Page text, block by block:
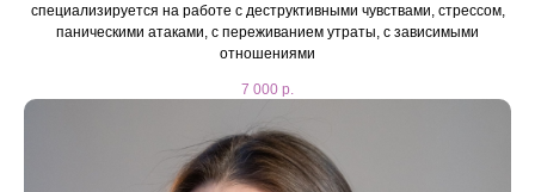
специализируется на работе с деструктивными чувствами, стрессом,
паническими атаками, с переживанием утраты, с зависимыми
отношениями
7 000 р.